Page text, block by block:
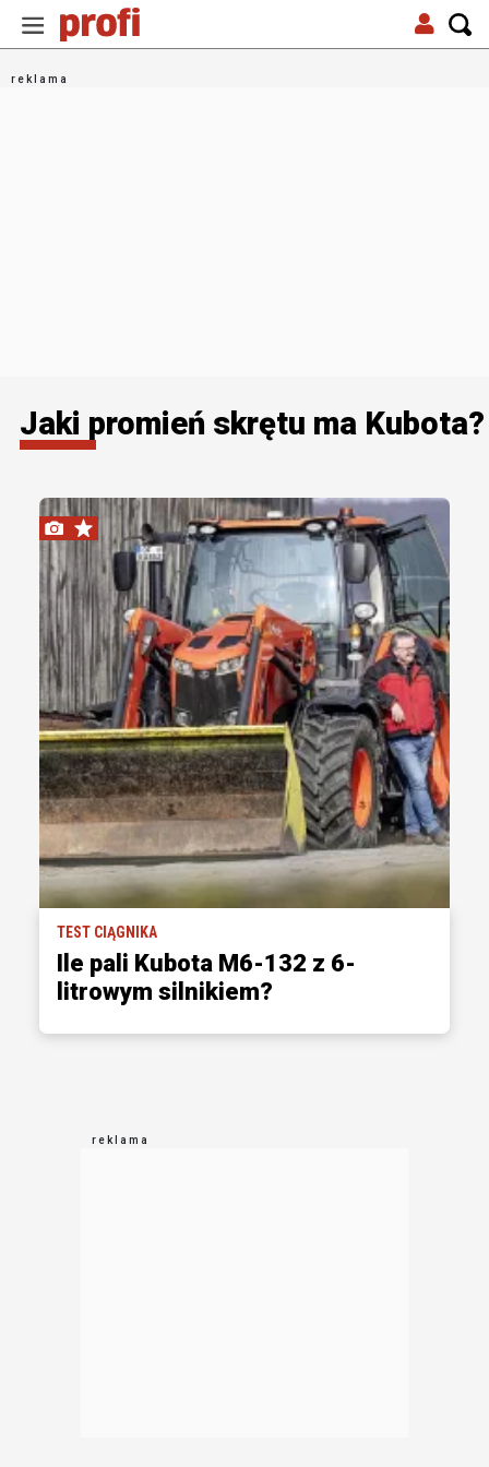
Jaki promień skrętu ma Kubota?
TEST CIĄGNIKA
Ile pali Kubota M6-132 z 6-
litrowym silnikiem?